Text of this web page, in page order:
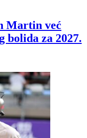
Martin već
bolida za 2027.